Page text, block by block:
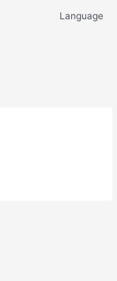
Language